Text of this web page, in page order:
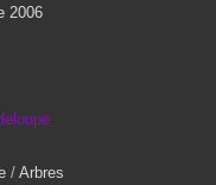
2006
/ Arbres